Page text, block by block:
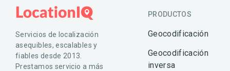
Servicios de localización
asequibles, escalables y
fiables desde 2013.
Prestamos servicio a más
PRODUCTOS
Geocodificación
Geocodificación
inversa